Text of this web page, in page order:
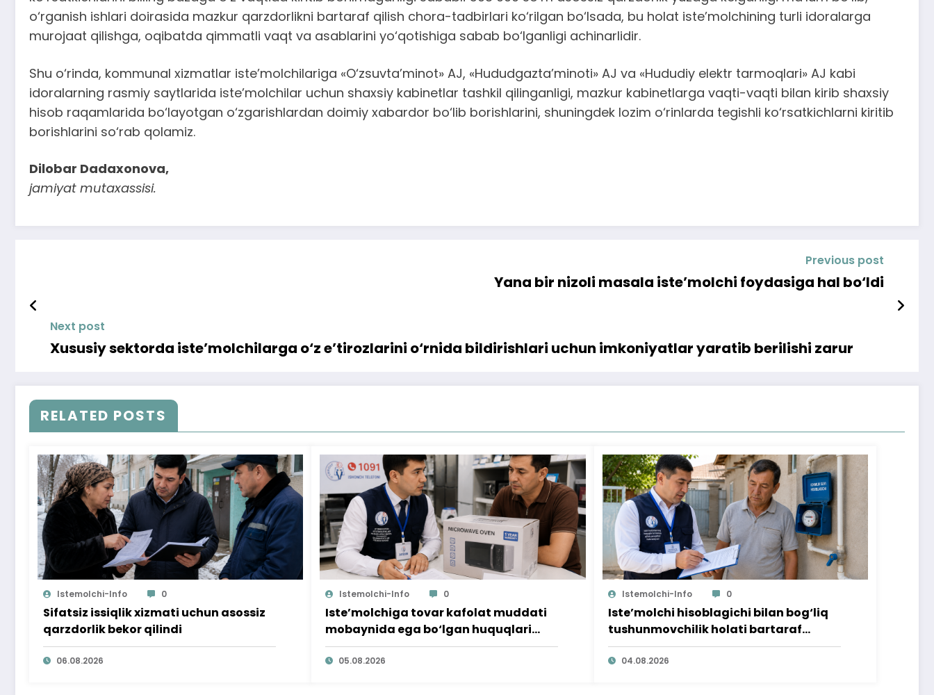
o‘rganish ishlari doirasida mazkur qarzdorlikni bartaraf qilish chora-tadbirlari ko‘rilgan bo‘lsada, bu holat iste’molchining turli idoralarga
murojaat qilishga, oqibatda qimmatli vaqt va asablarini yo‘qotishiga sabab bo‘lganligi achinarlidir.
Shu o‘rinda, kommunal xizmatlar iste’molchilariga «O‘zsuvta’minot» AJ, «Hududgazta’minoti» AJ va «Hududiy elektr tarmoqlari» AJ kabi
idoralarning rasmiy saytlarida iste’molchilar uchun shaxsiy kabinetlar tashkil qilinganligi, mazkur kabinetlarga vaqti-vaqti bilan kirib shaxsiy
hisob raqamlarida bo‘layotgan o‘zgarishlardan doimiy xabardor bo‘lib borishlarini, shuningdek lozim o‘rinlarda tegishli ko‘rsatkichlarni kiritib
borishlarini so‘rab qolamiz.
Dilobar Dadaxonova,
jamiyat mutaxassisi.
Previous post
Yana bir nizoli masala iste’molchi foydasiga hal bo‘ldi
Next post
Xususiy sektorda iste’molchilarga o‘z e’tirozlarini o‘rnida bildirishlari uchun imkoniyatlar yaratib berilishi zarur
RELATED POSTS
Istemolchi-Info 0
Sifatsiz issiqlik xizmati uchun asossiz
qarzdorlik bekor qilindi
06.08.2026
Istemolchi-Info 0
Iste’molchiga tovar kafolat muddati
mobaynida ega bo‘lgan huquqlari
ta’minlab berildi
05.08.2026
Istemolchi-Info 0
Iste’molchi hisoblagichi bilan bog‘liq
tushunmovchilik holati bartaraf
qilindi
04.08.2026